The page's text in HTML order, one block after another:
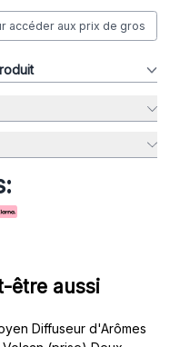
accéder aux prix de gros
être aussi